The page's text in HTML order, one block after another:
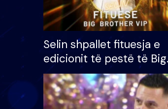
Selin shpallet fituesja e
edicionit të pestë të Big
Brother VIP, rrëmben
çmimin e madh prej 100
mijë eurosh